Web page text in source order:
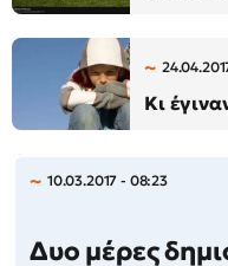
Κι
10.03.2017 - 08:23
Δυο μέρες